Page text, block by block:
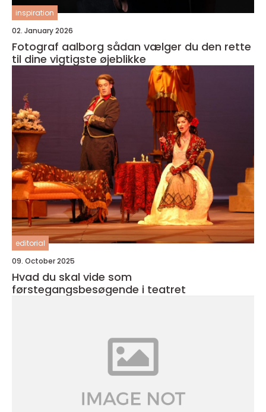
inspiration
02. January 2026
Fotograf aalborg sådan vælger du den rette
til dine vigtigste øjeblikke
editorial
09. October 2025
Hvad du skal vide som
førstegangsbesøgende i teatret